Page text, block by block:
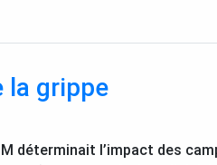
la grippe
déterminait l’impact des